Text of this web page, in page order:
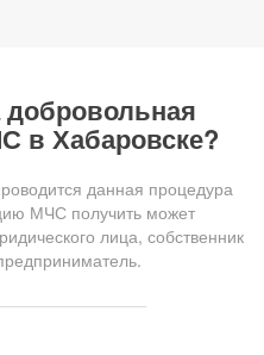
в Хабаровске?
данная процедура
МЧС получить может
лица, собственник